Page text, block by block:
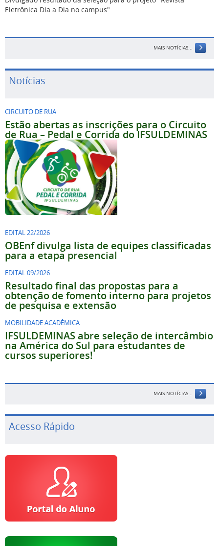
Eletrônica Dia a Dia no campus".
MAIS NOTÍCIAS...
Notícias
CIRCUITO DE RUA
Estão abertas as inscrições para o Circuito
de Rua – Pedal e Corrida do IFSULDEMINAS
EDITAL 22/2026
OBEnf divulga lista de equipes classificadas
para a etapa presencial
EDITAL 09/2026
Resultado final das propostas para a
obtenção de fomento interno para projetos
de pesquisa e extensão
MOBILIDADE ACADÊMICA
IFSULDEMINAS abre seleção de intercâmbio
na América do Sul para estudantes de
cursos superiores!
MAIS NOTÍCIAS...
Acesso Rápido